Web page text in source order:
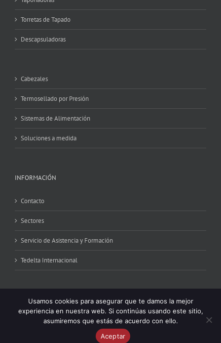
Torretas de Tapado
Descapsuladoras
Cabezales
Termosellado por Presión
Sistemas de Alimentación
Soluciones a medida
INFORMACIÓN
Contacto
Sectores
Servicio de Asistencia y Formación
Tedelta Internacional
Copyright 2024 © Tedelta | All Rights Reserved | Powered by
Real Time Business
Usamos cookies para asegurar que te damos la mejor
experiencia en nuestra web. Si continúas usando este sitio,
asumiremos que estás de acuerdo con ello.
Aceptar